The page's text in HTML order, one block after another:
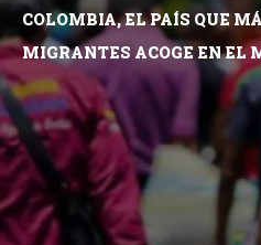
COLOMBIA, EL PAÍS QUE
MIGRANTES ACOGE EN EL